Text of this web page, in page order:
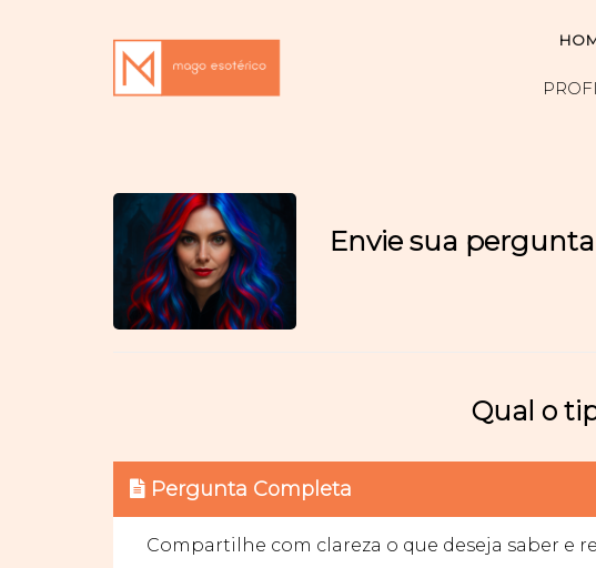
Envie sua
Qual o
Pergunta Completa
Compartilhe com clareza o que deseja saber e